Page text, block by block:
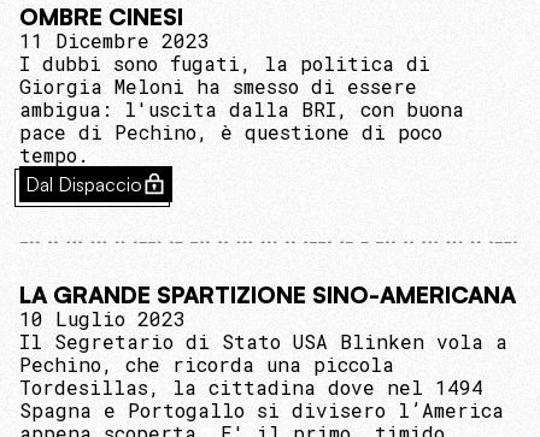
OMBRE CINESI
11 Dicembre 2023
I dubbi sono fugati, la politica di
Giorgia Meloni ha smesso di essere
ambigua: l'uscita dalla BRI, con buona
pace di Pechino, è questione di poco
tempo.
Dal Dispaccio
LA GRANDE SPARTIZIONE SINO-AMERICANA
10 Luglio 2023
Il Segretario di Stato USA Blinken vola a
Pechino, che ricorda una piccola
Tordesillas, la cittadina dove nel 1494
Spagna e Portogallo si divisero l’America